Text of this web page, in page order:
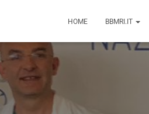
HOME BBMRI.IT